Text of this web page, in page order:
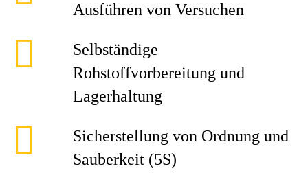
Ausführen von Versuchen
Selbständige
Rohstoffvorbereitung und
Lagerhaltung
Sicherstellung von Ordnung und
Sauberkeit (5S)